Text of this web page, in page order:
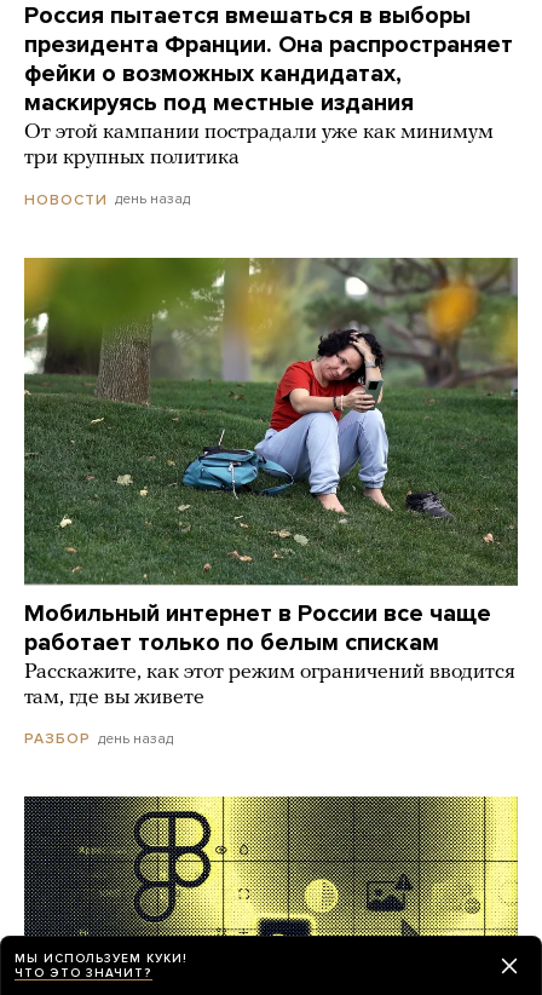
Россия пытается вмешаться в выборы
президента Франции. Она распространяет
фейки о возможных кандидатах,
маскируясь под местные издания
От этой кампании пострадали уже как минимум
три крупных политика
НОВОСТИ день назад
Мобильный интернет в России все чаще
работает только по белым спискам
Расскажите, как этот режим ограничений вводится
там, где вы живете
РАЗБОР день назад
МЫ ИСПОЛЬЗУЕМ КУКИ!
ЧТО ЭТО ЗНАЧИТ?